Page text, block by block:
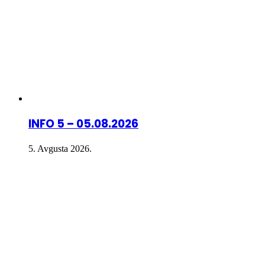
INFO 5 – 05.08.2026
5. Avgusta 2026.